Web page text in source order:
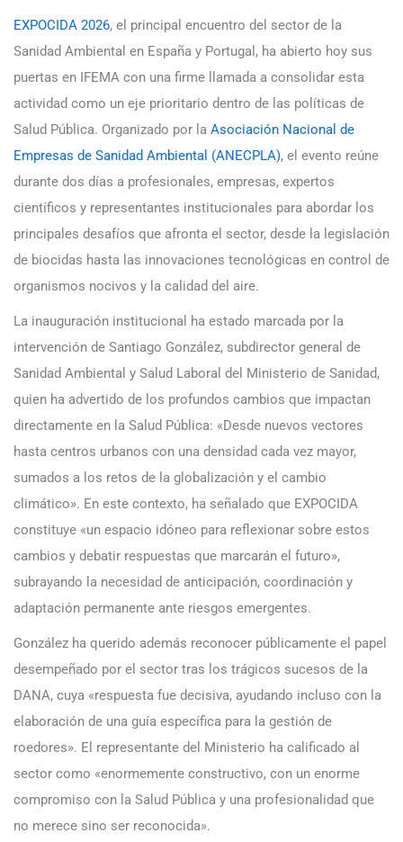
EXPOCIDA 2026, el principal encuentro del sector de la
Sanidad Ambiental en España y Portugal, ha abierto hoy sus
puertas en IFEMA con una firme llamada a consolidar esta
actividad como un eje prioritario dentro de las políticas de
Salud Pública. Organizado por la Asociación Nacional de
Empresas de Sanidad Ambiental (ANECPLA), el evento reúne
durante dos días a profesionales, empresas, expertos
científicos y representantes institucionales para abordar los
principales desafíos que afronta el sector, desde la legislación
de biocidas hasta las innovaciones tecnológicas en control de
organismos nocivos y la calidad del aire.
La inauguración institucional ha estado marcada por la
intervención de Santiago González, subdirector general de
Sanidad Ambiental y Salud Laboral del Ministerio de Sanidad,
quien ha advertido de los profundos cambios que impactan
directamente en la Salud Pública: «Desde nuevos vectores
hasta centros urbanos con una densidad cada vez mayor,
sumados a los retos de la globalización y el cambio
climático». En este contexto, ha señalado que EXPOCIDA
constituye «un espacio idóneo para reflexionar sobre estos
cambios y debatir respuestas que marcarán el futuro»,
subrayando la necesidad de anticipación, coordinación y
adaptación permanente ante riesgos emergentes.
González ha querido además reconocer públicamente el papel
desempeñado por el sector tras los trágicos sucesos de la
DANA, cuya «respuesta fue decisiva, ayudando incluso con la
elaboración de una guía específica para la gestión de
roedores». El representante del Ministerio ha calificado al
sector como «enormemente constructivo, con un enorme
compromiso con la Salud Pública y una profesionalidad que
no merece sino ser reconocida».